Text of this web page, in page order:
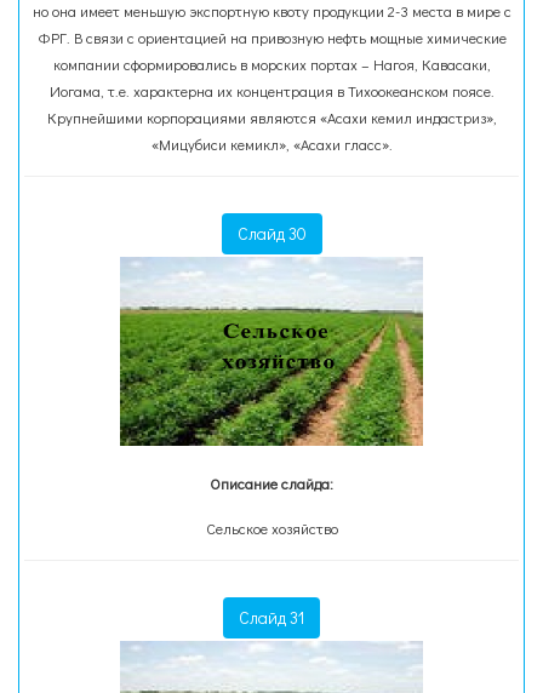
но она имеет меньшую экспортную квоту продукции 2-3 места в мире с
ФРГ. В связи с ориентацией на привозную нефть мощные химические
компании сформировались в морских портах – Нагоя, Кавасаки,
Иогама, т.е. характерна их концентрация в Тихоокеанском поясе.
Крупнейшими корпорациями являются «Асахи кемил индастриз»,
«Мицубиси кемикл», «Асахи гласс».
Слайд 30
Описание слайда:
Сельское хозяйство
Слайд 31